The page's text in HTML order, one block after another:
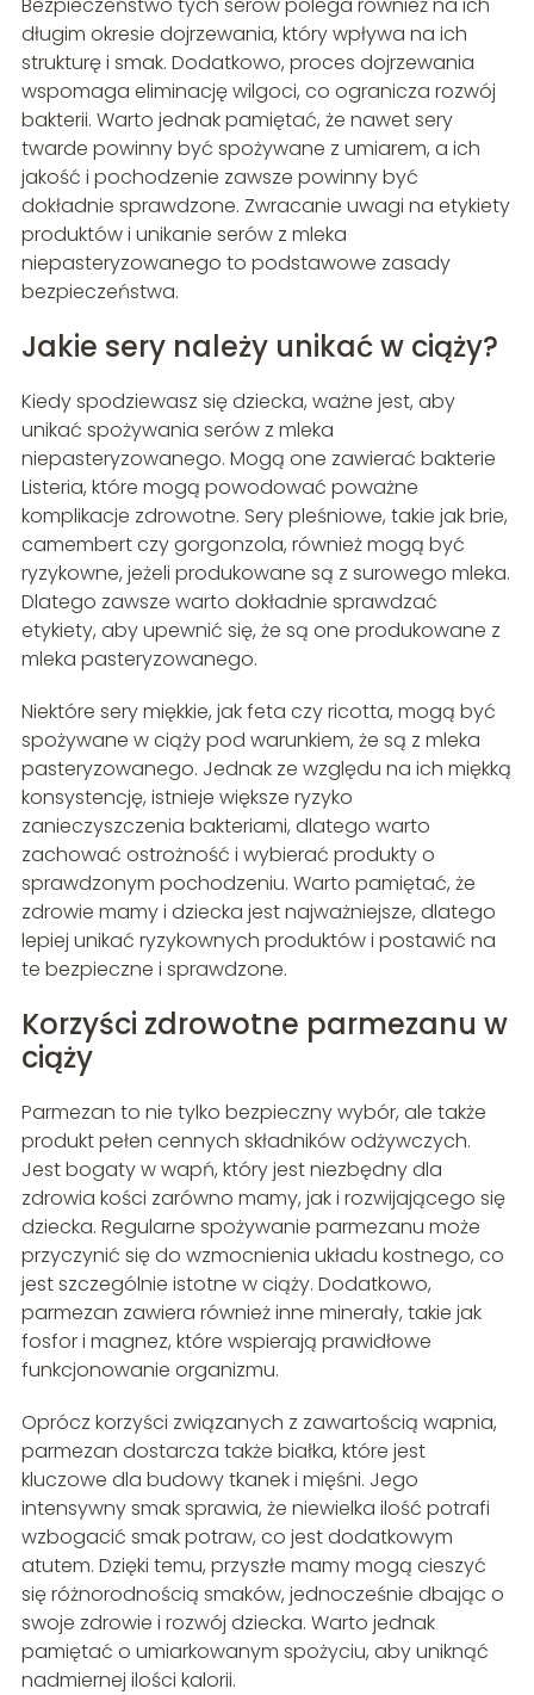
długim okresie dojrzewania, który wpływa na ich
strukturę i smak. Dodatkowo, proces dojrzewania
wspomaga eliminację wilgoci, co ogranicza rozwój
bakterii. Warto jednak pamiętać, że nawet sery
twarde powinny być spożywane z umiarem, a ich
jakość i pochodzenie zawsze powinny być
dokładnie sprawdzone. Zwracanie uwagi na etykiety
produktów i unikanie serów z mleka
niepasteryzowanego to podstawowe zasady
bezpieczeństwa.
Jakie sery należy unikać w ciąży?
Kiedy spodziewasz się dziecka, ważne jest, aby
unikać spożywania serów z mleka
niepasteryzowanego. Mogą one zawierać bakterie
Listeria, które mogą powodować poważne
komplikacje zdrowotne. Sery pleśniowe, takie jak brie,
camembert czy gorgonzola, również mogą być
ryzykowne, jeżeli produkowane są z surowego mleka.
Dlatego zawsze warto dokładnie sprawdzać
etykiety, aby upewnić się, że są one produkowane z
mleka pasteryzowanego.
Niektóre sery miękkie, jak feta czy ricotta, mogą być
spożywane w ciąży pod warunkiem, że są z mleka
pasteryzowanego. Jednak ze względu na ich miękką
konsystencję, istnieje większe ryzyko
zanieczyszczenia bakteriami, dlatego warto
zachować ostrożność i wybierać produkty o
sprawdzonym pochodzeniu. Warto pamiętać, że
zdrowie mamy i dziecka jest najważniejsze, dlatego
lepiej unikać ryzykownych produktów i postawić na
te bezpieczne i sprawdzone.
Korzyści zdrowotne parmezanu w
ciąży
Parmezan to nie tylko bezpieczny wybór, ale także
produkt pełen cennych składników odżywczych.
Jest bogaty w wapń, który jest niezbędny dla
zdrowia kości zarówno mamy, jak i rozwijającego się
dziecka. Regularne spożywanie parmezanu może
przyczynić się do wzmocnienia układu kostnego, co
jest szczególnie istotne w ciąży. Dodatkowo,
parmezan zawiera również inne minerały, takie jak
fosfor i magnez, które wspierają prawidłowe
funkcjonowanie organizmu.
Oprócz korzyści związanych z zawartością wapnia,
parmezan dostarcza także białka, które jest
kluczowe dla budowy tkanek i mięśni. Jego
intensywny smak sprawia, że niewielka ilość potrafi
wzbogacić smak potraw, co jest dodatkowym
atutem. Dzięki temu, przyszłe mamy mogą cieszyć
się różnorodnością smaków, jednocześnie dbając o
swoje zdrowie i rozwój dziecka. Warto jednak
pamiętać o umiarkowanym spożyciu, aby uniknąć
nadmiernej ilości kalorii.